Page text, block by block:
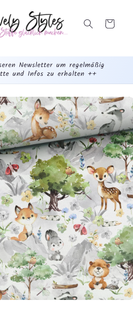
Warenkorb
Newsletter um regelmäßig
und Infos zu erhalten ++